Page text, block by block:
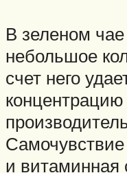
В зеленом
небольшое
счет него
и